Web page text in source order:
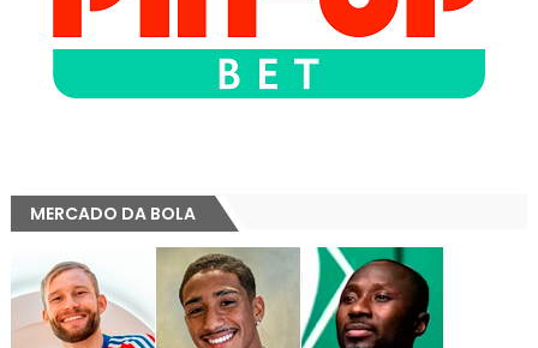
MERCADO DA BOLA